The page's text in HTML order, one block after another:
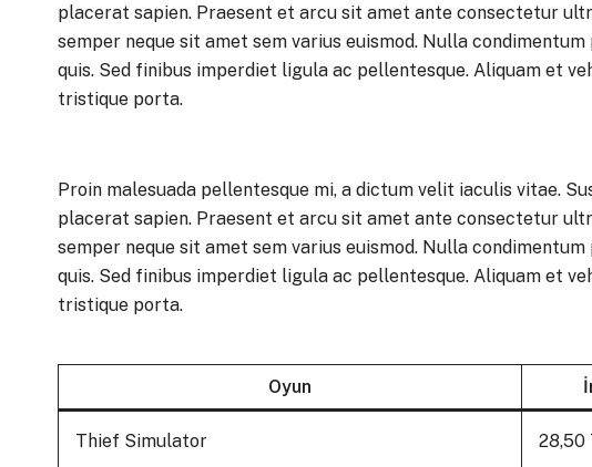
placerat sapien. Praesent et arcu sit amet ante consectetur
semper neque sit amet sem varius euismod. Nulla
quis. Sed finibus imperdiet ligula ac pellentesque. Aliquam et
tristique porta.
Proin malesuada pellentesque mi, a dictum velit iaculis vitae.
placerat sapien. Praesent et arcu sit amet ante consectetur
semper neque sit amet sem varius euismod. Nulla
quis. Sed finibus imperdiet ligula ac pellentesque. Aliquam et
tristique porta.
Oyun
Thief Simulator 28,50